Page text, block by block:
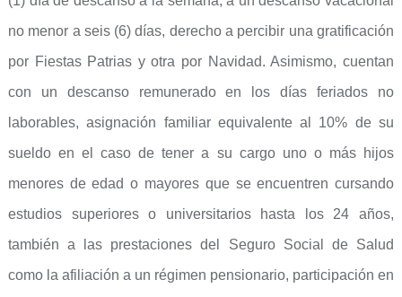
no menor a seis (6) días, derecho a percibir una gratificación
por Fiestas Patrias y otra por Navidad. Asimismo, cuentan
con un descanso remunerado en los días feriados no
laborables, asignación familiar equivalente al 10% de su
sueldo en el caso de tener a su cargo uno o más hijos
menores de edad o mayores que se encuentren cursando
estudios superiores o universitarios hasta los 24 años,
también a las prestaciones del Seguro Social de Salud
como la afiliación a un régimen pensionario, participación en